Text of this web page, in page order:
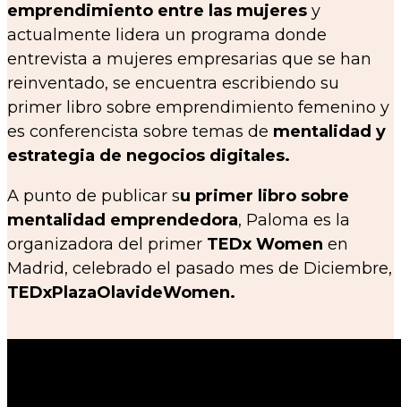
emprendimiento entre las mujeres y
actualmente lidera un programa donde
entrevista a mujeres empresarias que se han
reinventado, se encuentra escribiendo su
primer libro sobre emprendimiento femenino y
es conferencista sobre temas de mentalidad y
estrategia de negocios digitales.
A punto de publicar su primer libro sobre
mentalidad emprendedora, Paloma es la
organizadora del primer TEDx Women en
Madrid, celebrado el pasado mes de Diciembre,
TEDxPlazaOlavideWomen.